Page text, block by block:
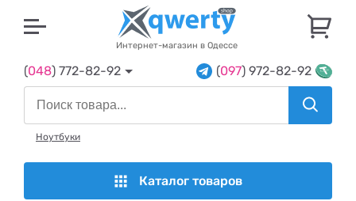
Интернет-магазин в Одессе
(048) 772-82-92 (097) 972-82-92
Ноутбуки
Каталог товаров